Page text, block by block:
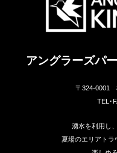
アングラーズパ
〒324-0001
TEL･
湧水を利用し
夏場のエリアトラ